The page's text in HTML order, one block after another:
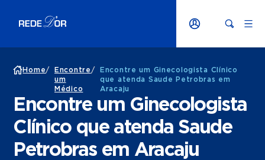
Home/
Encontre
um
Médico
/
Encontre um Ginecologista Clínico
que atenda Saude Petrobras em
Aracaju
Encontre um Ginecologista
Clínico que atenda Saude
Petrobras em Aracaju